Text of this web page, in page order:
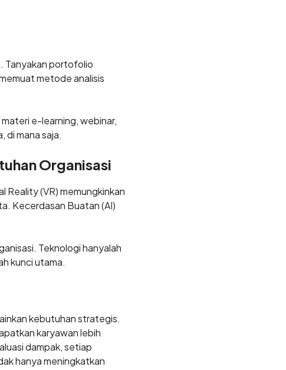
Tanyakan portofolio
metode analisis
e-learning, webinar,
di mana saja.
Organisasi
Reality (VR) memungkinkan
Kecerdasan Buatan (AI)
Teknologi hanyalah
kunci utama.
kebutuhan strategis.
karyawan lebih
dampak, setiap
hanya meningkatkan